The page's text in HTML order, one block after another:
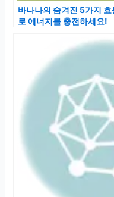
바나나의 숨겨진 5가지
로 에너지를 충전하세요!